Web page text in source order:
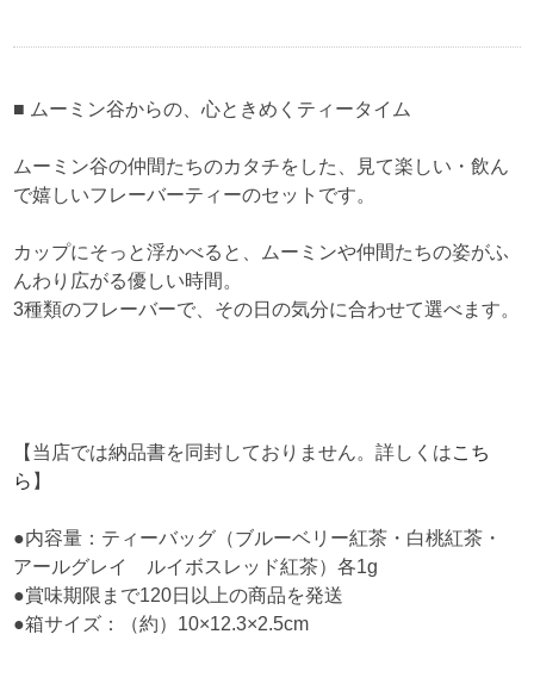
■ ムーミン谷からの、心ときめくティータイム
ムーミン谷の仲間たちのカタチをした、見て楽しい・飲ん
で嬉しいフレーバーティーのセットです。
カップにそっと浮かべると、ムーミンや仲間たちの姿がふ
んわり広がる優しい時間。
3種類のフレーバーで、その日の気分に合わせて選べます。
【当店では納品書を同封しておりません。詳しくはこち
ら 】
●内容量：ティーバッグ（ブルーベリー紅茶・白桃紅茶・
アールグレイ ルイボスレッド紅茶）各1g
●賞味期限まで120日以上の商品を発送
●箱サイズ：（約）10×12.3×2.5cm